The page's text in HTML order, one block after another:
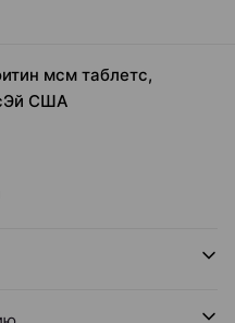
мсм таблетс,
США